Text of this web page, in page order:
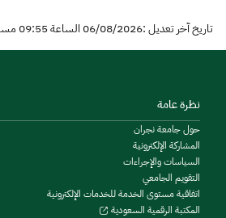
تاريخ آخر تعديل :06/08/2026 الساعة 09:55 مساءً
نظرة عامة
حول جامعة نجران
المشاركة الإلكترونية
السياسات والإجراءات
التقويم الجامعي
اتفاقية مستوى الخدمة للخدمات الإلكترونية
المكتبة الرقمية السعودية